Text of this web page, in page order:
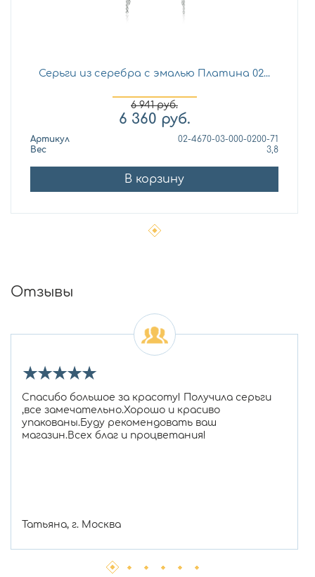
Серьги из серебра с эмалью Платина 02...
6 941руб.
6 360 руб.
Артикул
02-4670-03-000-0200-71
Вес
3,8
В корзину
Отзывы
★★★★★
Спасибо большое за красоту! Получила серьги
,все замечательно.Хорошо и красиво
упакованы.Буду рекомендовать ваш
магазин.Всех благ и процветания!
Татьяна, г. Москва